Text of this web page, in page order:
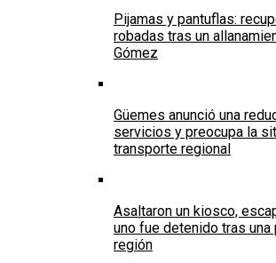
Pijamas y pantuflas:
robadas tras un
Gómez
Güemes anunció una
servicios y preocupa la
transporte regional
Asaltaron un kiosco,
uno fue detenido tras
región